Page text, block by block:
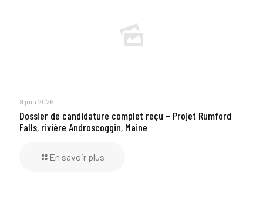
9 juin 2026
Dossier de candidature complet reçu – Projet Rumford
Falls, rivière Androscoggin, Maine
En savoir plus